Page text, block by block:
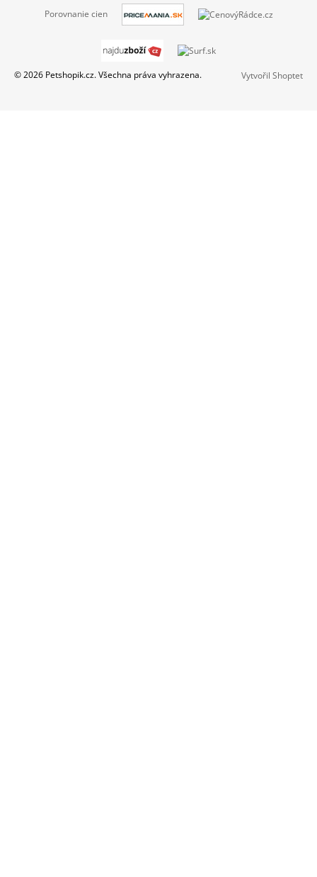
Porovnanie cien
Vytvořil Shoptet
© 2026 Petshopik.cz. Všechna práva vyhrazena.